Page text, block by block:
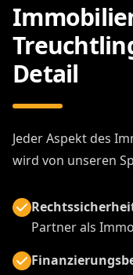
Detail
Jeder Aspekt des
wird von unseren
Partner als